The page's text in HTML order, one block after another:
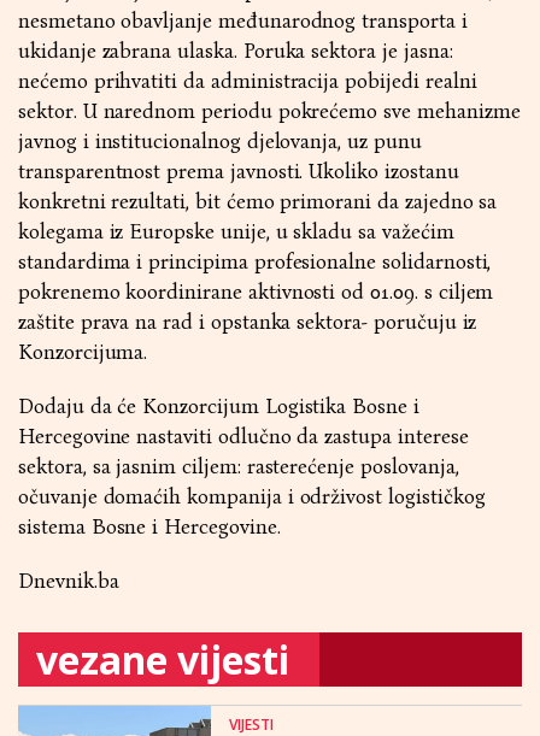
nesmetano obavljanje međunarodnog transporta i
ukidanje zabrana ulaska. Poruka sektora je jasna:
nećemo prihvatiti da administracija pobijedi realni
sektor. U narednom periodu pokrećemo sve mehanizme
javnog i institucionalnog djelovanja, uz punu
transparentnost prema javnosti. Ukoliko izostanu
konkretni rezultati, bit ćemo primorani da zajedno sa
kolegama iz Europske unije, u skladu sa važećim
standardima i principima profesionalne solidarnosti,
pokrenemo koordinirane aktivnosti od 01.09. s ciljem
zaštite prava na rad i opstanka sektora- poručuju iz
Konzorcijuma.
Dodaju da će Konzorcijum Logistika Bosne i
Hercegovine nastaviti odlučno da zastupa interese
sektora, sa jasnim ciljem: rasterećenje poslovanja,
očuvanje domaćih kompanija i održivost logističkog
sistema Bosne i Hercegovine.
Dnevnik.ba
vezane vijesti
VIJESTI